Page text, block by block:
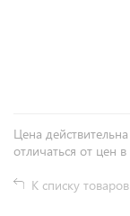
Цена
отличаться от цен
К списку товаров